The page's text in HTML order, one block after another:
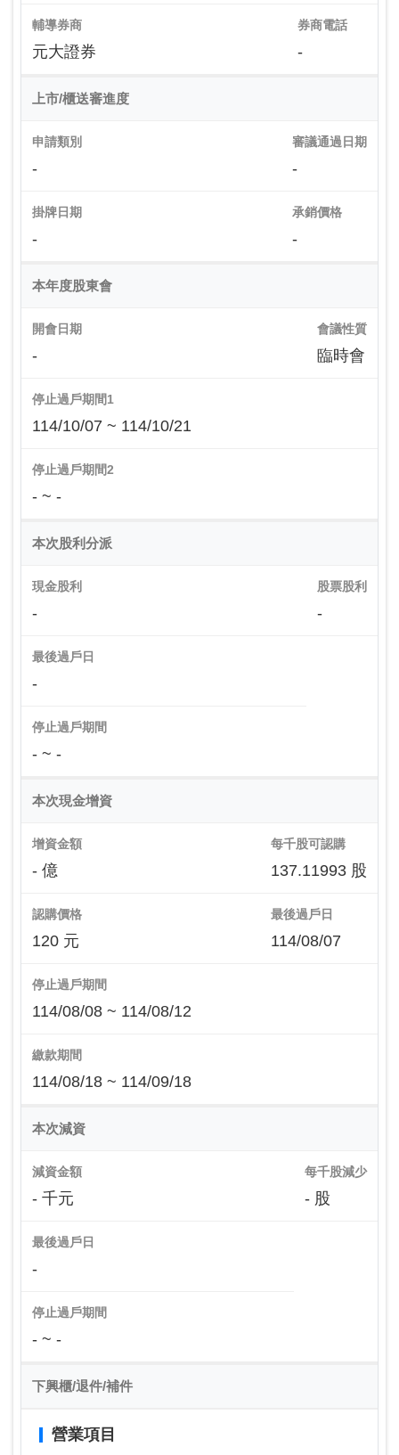
輔導券商
元大證券
券商電話
-
上市/櫃送審進度
申請類別
-
審議通過日期
-
掛牌日期
-
承銷價格
-
本年度股東會
開會日期
-
會議性質
臨時會
停止過戶期間1
114/10/07 ~ 114/10/21
停止過戶期間2
- ~ -
本次股利分派
現金股利
-
股票股利
-
最後過戶日
-
停止過戶期間
- ~ -
本次現金增資
增資金額
- 億
每千股可認購
137.11993 股
認購價格
120 元
最後過戶日
114/08/07
停止過戶期間
114/08/08 ~ 114/08/12
繳款期間
114/08/18 ~ 114/09/18
本次減資
減資金額
- 千元
每千股減少
- 股
最後過戶日
-
停止過戶期間
- ~ -
下興櫃/退件/補件
營業項目